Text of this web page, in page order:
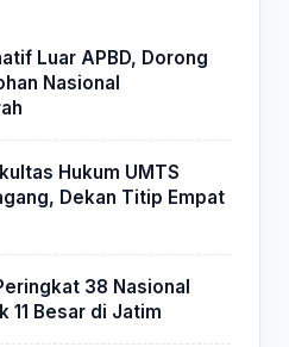
Luar APBD, Dorong
Nasional
Hukum UMTS
Dekan Titip Empat
38 Nasional
11 Besar di Jatim